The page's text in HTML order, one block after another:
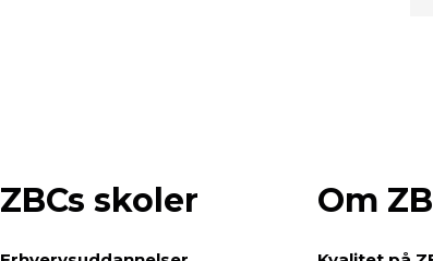
ZBCs skoler Om